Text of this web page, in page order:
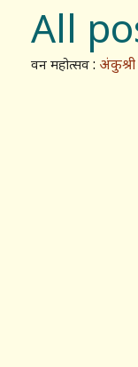
All
वन महोत्सव : अंकुश्री